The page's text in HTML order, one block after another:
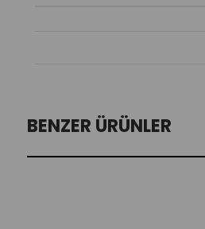
BENZER ÜRÜNLER